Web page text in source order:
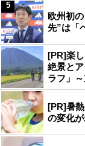
欧州初
先”は「
5
[PR]楽
絶景と
ラフ」
[PR]暑
の変化